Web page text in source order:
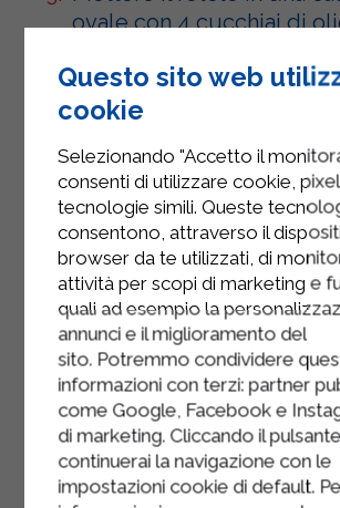
ovale con 4 cucchiai di
in modo uniforme;
Salare, pepare e bagnare
il latte intero microfiltrato
e lasciare cuocere a
per almeno un ora e 30
ricordandovi di girare
tanto in tanto. A fine
intero microfiltrato
essersi ridotto ed il fondo
dovrà risultare cremoso.
Togliere la carne dal
intiepidire, eliminare il
e servirla con il fondo di
Questo sito web
cookie
Selezionando "Accetto il
consenti di utilizzare cookie,
tecnologie simili. Queste
consentono, attraverso il
browser da te utilizzati, di
attività per scopi di marketing e
quali ad esempio la
annunci e il miglioramento del
sito. Potremmo condividere
informazioni con terzi: partner
come Google, Facebook e
di marketing. Cliccando il
continuerai la navigazione con le
impostazioni cookie di default.